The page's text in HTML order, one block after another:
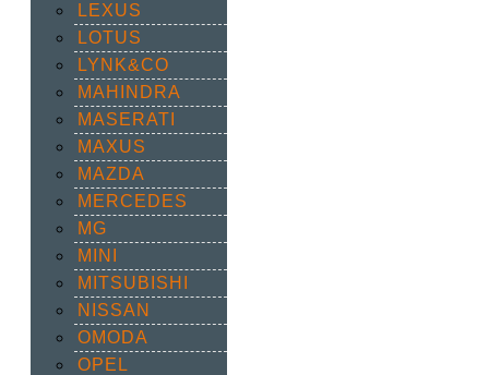
LEXUS
LOTUS
LYNK&CO
MAHINDRA
MASERATI
MAXUS
MAZDA
MERCEDES
MG
MINI
MITSUBISHI
NISSAN
OMODA
OPEL